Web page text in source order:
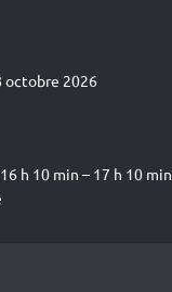
octobre 2026
h 10 min – 17 h 10 min